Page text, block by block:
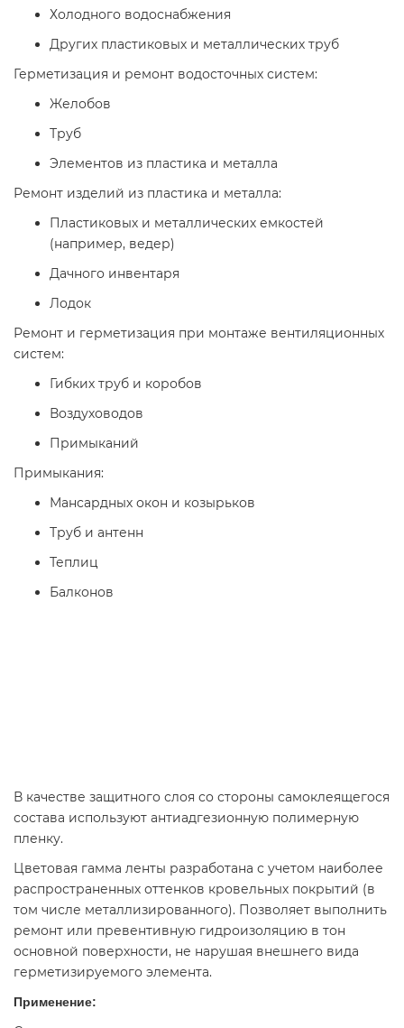
Холодного водоснабжения
Других пластиковых и металлических труб
Герметизация и ремонт водосточных систем:
Желобов
Труб
Элементов из пластика и металла
Ремонт изделий из пластика и металла:
Пластиковых и металлических емкостей
(например, ведер)
Дачного инвентаря
Лодок
Ремонт и герметизация при монтаже вентиляционных
систем:
Гибких труб и коробов
Воздуховодов
Примыканий
Примыкания:
Мансардных окон и козырьков
Труб и антенн
Теплиц
Балконов
В качестве защитного слоя со стороны самоклеящегося
состава используют антиадгезионную полимерную
пленку.
Цветовая гамма ленты разработана с учетом наиболее
распространенных оттенков кровельных покрытий (в
том числе металлизированного). Позволяет выполнить
ремонт или превентивную гидроизоляцию в тон
основной поверхности, не нарушая внешнего вида
герметизируемого элемента.
Применение: